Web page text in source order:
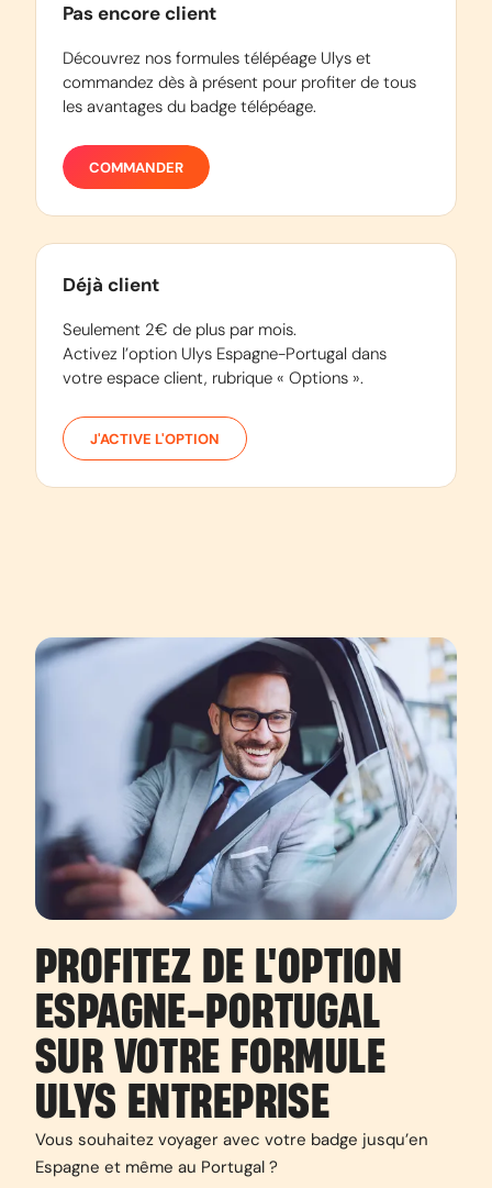
Pas encore client
Découvrez nos formules télépéage Ulys et
commandez dès à présent pour profiter de tous
les avantages du badge télépéage.
COMMANDER
Déjà client
Seulement 2€ de plus par mois.
Activez l’option Ulys Espagne-Portugal dans
votre espace client, rubrique « Options ».
J'ACTIVE L'OPTION
PROFITEZ DE L'OPTION
ESPAGNE-PORTUGAL
SUR VOTRE FORMULE
ULYS ENTREPRISE
Vous souhaitez voyager avec votre badge jusqu’en
Espagne et même au Portugal ?